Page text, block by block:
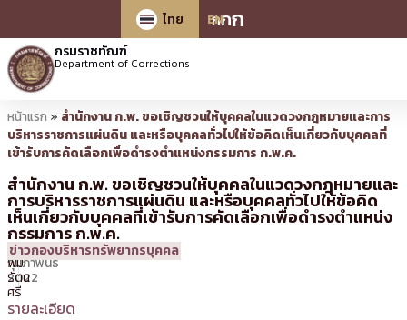
กกก
ไทย
EN
กรมราชทัณฑ์
Department of Corrections
หน้าแรก » สำนักงาน ก.พ. ขอเชิญชวนให้บุคคลในแวดวงกฎหมายและการ
บริหารราชการแผ่นดิน และหรือบุคคลทั่วไปให้ข้อคิดเห็นเกี่ยวกับบุคคลที่
เข้ารับการคัดเลือกเพื่อดำรงตำแหน่งกรรมการ ก.พ.ค.
สำนักงาน ก.พ. ขอเชิญชวนให้บุคคลในแวดวงกฎหมายและ
การบริหารราชการแผ่นดิน และหรือบุคคลทั่วไปให้ข้อคิด
เห็นเกี่ยวกับบุคคลที่เข้ารับการคัดเลือกเพื่อดำรงตำแหน่ง
กรรมการ ก.พ.ค.
23
กุมภาพันธ์
2022
15:50 น.
โดย
ศิร
พิม
รัตน
ศรี
ข่าวกองบริหารทรัพยากรบุคคล
รายละเอียด